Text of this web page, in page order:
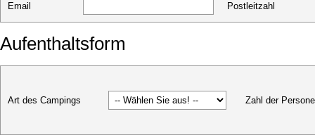
Email Postleitzahl
Aufenthaltsform
Art des Campings Zahl der